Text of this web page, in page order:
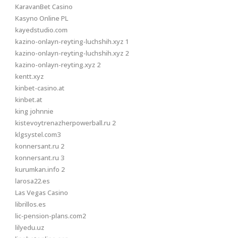
KaravanBet Casino
Kasyno Online PL
kayedstudio.com
kazino-onlayn-reyting-luchshih.xyz 1
kazino-onlayn-reyting-luchshih.xyz 2
kazino-onlayn-reyting.xyz 2
kentt.xyz
kinbet-casino.at
kinbet.at
king johnnie
kistevoytrenazherpowerball.ru 2
klgsystel.com3
konnersant.ru 2
konnersant.ru 3
kurumkan.info 2
larosa22.es
Las Vegas Casino
librillos.es
lic-pension-plans.com2
lilyedu.uz